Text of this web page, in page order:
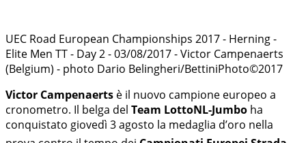
UEC Road European Championships 2017 - Herning -
Elite Men TT - Day 2 - 03/08/2017 - Victor Campenaerts
(Belgium) - photo Dario Belingheri/BettiniPhoto©2017
Victor Campenaerts è il nuovo campione europeo a
cronometro. Il belga del Team LottoNL-Jumbo ha
conquistato giovedì 3 agosto la medaglia d’oro nella